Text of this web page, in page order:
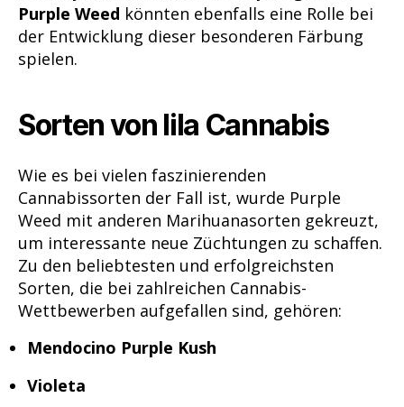
Purple Weed könnten ebenfalls eine Rolle bei
der Entwicklung dieser besonderen Färbung
spielen.
Sorten von lila Cannabis
Wie es bei vielen faszinierenden
Cannabissorten der Fall ist, wurde Purple
Weed mit anderen Marihuanasorten gekreuzt,
um interessante neue Züchtungen zu schaffen.
Zu den beliebtesten und erfolgreichsten
Sorten, die bei zahlreichen Cannabis-
Wettbewerben aufgefallen sind, gehören:
Mendocino Purple Kush
Violeta